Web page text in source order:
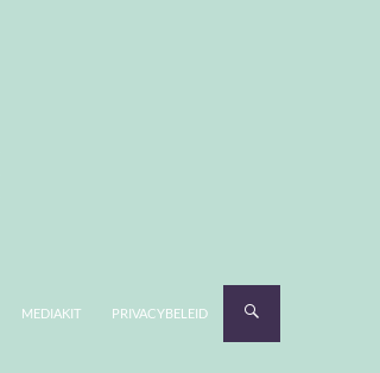
MEDIAKIT PRIVACYBELEID